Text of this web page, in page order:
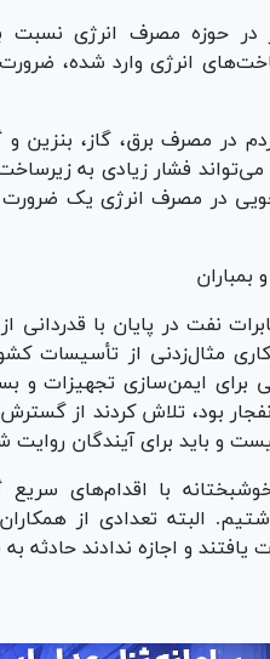
در حوزه مصرف انرژی
انرژی وارد شده،
در مصرف برق، گاز، بنزین و
فشار زیادی به
در مصرف انرژی یک
بمباران
نفت در پایان با قدردانی
مثال‌زدنی از
برای ایمن‌سازی تجهیزات و
بود، تلاش کردند از گسترش
و باید برای آیندگان روایت
با اقدام‌های
البته تعدادی از
و اجازه ندادند حادثه